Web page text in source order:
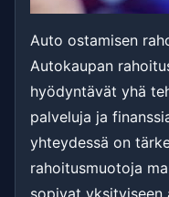
Auto ostamisen
Autokaupan
hyödyntävät yhä
palveluja ja
yhteydessä on
rahoitusmuotoja
sopivat yksityiseen